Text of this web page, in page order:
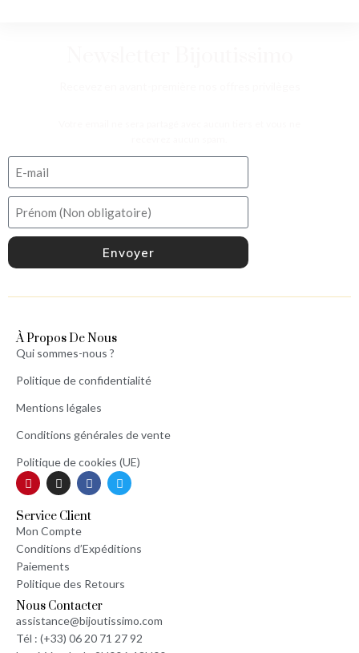
Envoyer
À Propos De Nous
Qui sommes-nous ?
Politique de confidentialité
Mentions légales
Conditions générales de vente
Politique de cookies (UE)
Service Client
Mon Compte
Conditions d’Expéditions
Paiements
Politique des Retours
Nous Contacter
assistance@bijoutissimo.com
Tél : (+33) 06 20 71 27 92